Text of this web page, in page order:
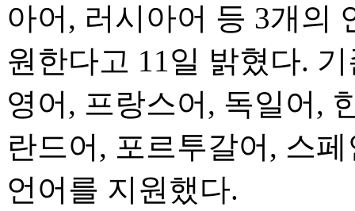
아어, 러시아어 등 3개의
원한다고 11일 밝혔다.
영어, 프랑스어, 독일어,
란드어, 포르투갈어, 스
언어를 지원했다.